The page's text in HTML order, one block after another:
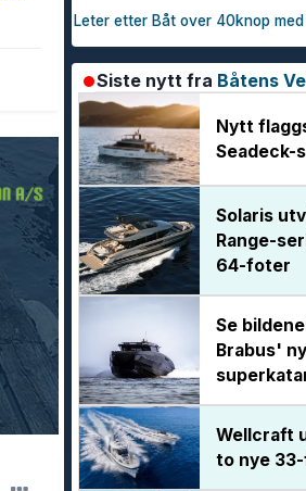
Leter etter Båt over 40knop
Siste nytt fra Båtens
Nytt
Seadeck-
Solaris
Range-
64-foter
Se
Brabus'
Wellcraft
to nye